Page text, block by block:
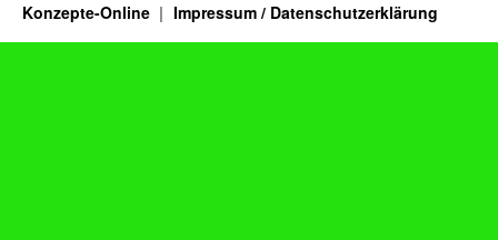
Konzepte-Online Impressum / Datenschutzerklärung